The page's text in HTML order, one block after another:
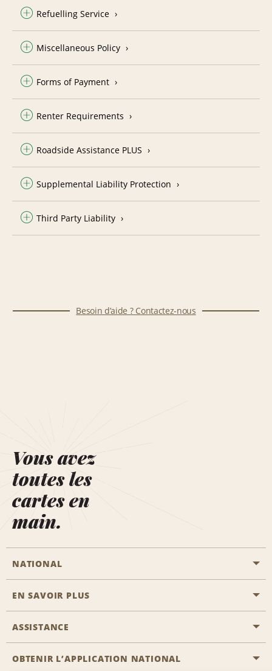
Refuelling Service
Miscellaneous Policy
Forms of Payment
Renter Requirements
Roadside Assistance PLUS
Supplemental Liability Protection
Third Party Liability
Besoin d’aide ? Contactez-nous
Vous avez
toutes les
cartes en
main.
NATIONAL
Passer une réservation
Solutions pour les professionnels
EN SAVOIR PLUS
Carrière
ASSISTANCE
Accessibilité
OBTENIR L’APPLICATION NATIONAL